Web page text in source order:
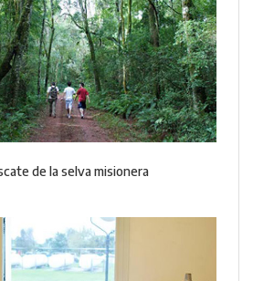
de la selva misionera